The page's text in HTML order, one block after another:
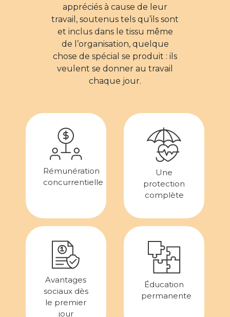
appréciés à cause de leur
travail, soutenus tels qu’ils sont
et inclus dans le tissu même
de l’organisation, quelque
chose de spécial se produit : ils
veulent se donner au travail
chaque jour.
Rémunération
concurrentielle
Une
protection
complète
Avantages
sociaux dès
le premier
jour
Éducation
permanente